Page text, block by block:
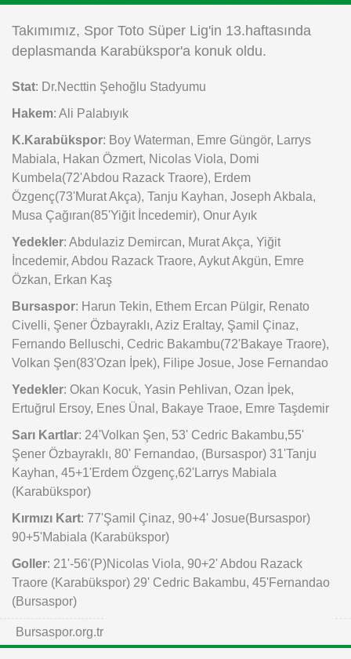
Instagram
iOS
Takımımız, Spor Toto Süper Lig'in 13.haftasında
deplasmanda Karabükspor'a konuk oldu.
Stat: Dr.Necttin Şehoğlu Stadyumu
Hakem: Ali Palabıyık
K.Karabükspor: Boy Waterman, Emre Güngör, Larrys
Mabiala, Hakan Özmert, Nicolas Viola, Domi
Kumbela(72'Abdou Razack Traore), Erdem
Özgenç(73'Murat Akça), Tanju Kayhan, Joseph Akbala,
Musa Çağıran(85'Yiğit İncedemir), Onur Ayık
Yedekler: Abdulaziz Demircan, Murat Akça, Yiğit
İncedemir, Abdou Razack Traore, Aykut Akgün, Emre
Özkan, Erkan Kaş
Bursaspor: Harun Tekin, Ethem Ercan Pülgir, Renato
Civelli, Şener Özbayraklı, Aziz Eraltay, Şamil Çinaz,
Fernando Belluschi, Cedric Bakambu(72'Bakaye Traore),
Volkan Şen(83'Ozan İpek), Filipe Josue, Jose Fernandao
Yedekler: Okan Kocuk, Yasin Pehlivan, Ozan İpek,
Ertuğrul Ersoy, Enes Ünal, Bakaye Traoe, Emre Taşdemir
Sarı Kartlar: 24'Volkan Şen, 53' Cedric Bakambu,55'
Şener Özbayraklı, 80' Fernandao, (Bursaspor) 31'Tanju
Kayhan, 45+1'Erdem Özgenç,62'Larrys Mabiala
(Karabükspor)
Kırmızı Kart: 77'Şamil Çinaz, 90+4' Josue(Bursaspor)
90+5'Mabiala (Karabükspor)
Goller: 21'-56'(P)Nicolas Viola, 90+2' Abdou Razack
Traore (Karabükspor) 29' Cedric Bakambu, 45'Fernandao
(Bursaspor)
Bursaspor.org.tr